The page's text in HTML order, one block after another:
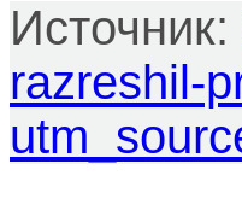
Источник:
razreshil-